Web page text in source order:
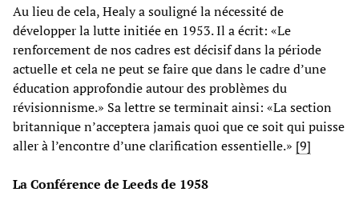
Au lieu de cela, Healy a souligné la nécessité de
développer la lutte initiée en 1953. Il a écrit: «Le
renforcement de nos cadres est décisif dans la période
actuelle et cela ne peut se faire que dans le cadre d’une
éducation approfondie autour des problèmes du
révisionnisme.» Sa lettre se terminait ainsi: «La section
britannique n’acceptera jamais quoi que ce soit qui puisse
aller à l’encontre d’une clarification essentielle.» [9]
La Conférence de Leeds de 1958